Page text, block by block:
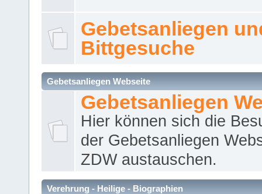
Gebetsanliegen
Bittgesuche
Gebetsanliegen Webseite
Gebetsanliegen
Hier können sich die
der Gebetsanliegen
ZDW austauschen.
Verehrung - Heilige - Biographien